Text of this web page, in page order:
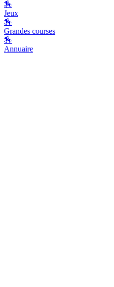
🏇
Jeux
🏇
Grandes courses
🏇
Annuaire